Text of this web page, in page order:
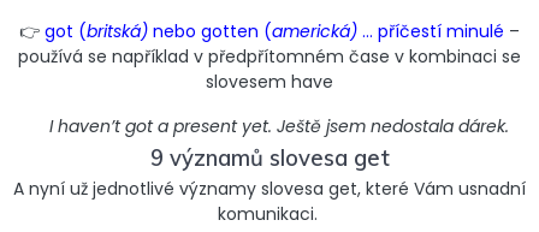
👉 got (britská) nebo gotten (americká) … příčestí minulé –
používá se například v předpřítomném čase v kombinaci se
slovesem have
I haven’t got a present yet. Ještě jsem nedostala dárek.
9 významů slovesa get
A nyní už jednotlivé významy slovesa get, které Vám usnadní
komunikaci.